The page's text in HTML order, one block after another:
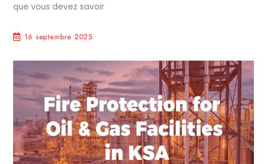
que vous devez savoir
16 septembre 2025